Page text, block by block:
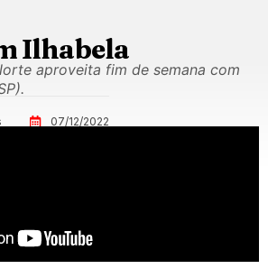
Ilhabela
aproveita fim de semana com
07/12/2022